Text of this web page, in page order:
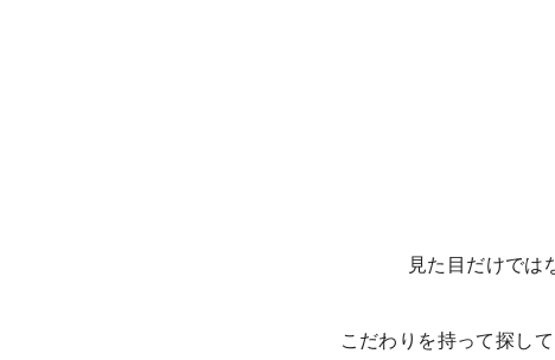
見た目だけでは
こだわりを持って探し